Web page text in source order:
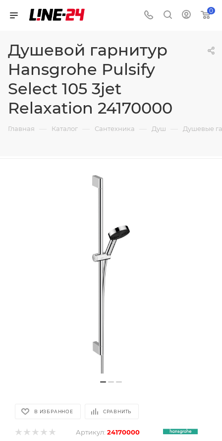
0
Душевой гарнитур
Hansgrohe Pulsify
Select 105 3jet
Relaxation 24170000
Главная — Каталог — Сантехника — Душ — Душевые
В ИЗБРАННОЕ СРАВНИТЬ
Артикул: 24170000